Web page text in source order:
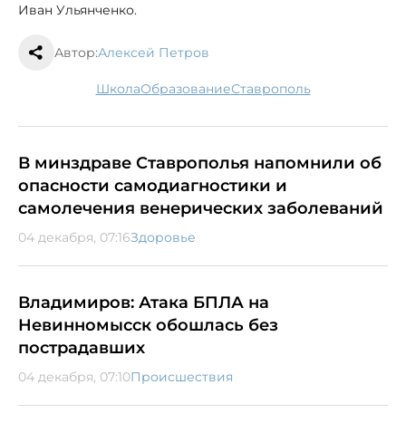
Иван Ульянченко.
Автор:Алексей Петров
школа образование Ставрополь
В минздраве Ставрополья напомнили об
опасности самодиагностики и
самолечения венерических заболеваний
04 декабря, 07:16Здоровье
Владимиров: Атака БПЛА на
Невинномысск обошлась без
пострадавших
04 декабря, 07:10Происшествия